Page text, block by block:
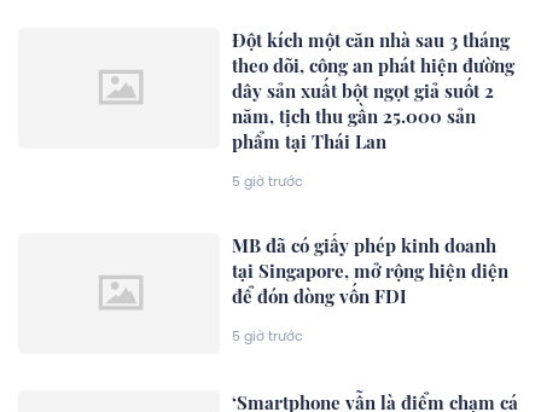
Đột kích một căn nhà sau 3 tháng
theo dõi, công an phát hiện đường
dây sản xuất bột ngọt giả suốt 2
năm, tịch thu gần 25.000 sản
phẩm tại Thái Lan
5 giờ trước
MB đã có giấy phép kinh doanh
tại Singapore, mở rộng hiện diện
để đón dòng vốn FDI
5 giờ trước
‘Smartphone vẫn là điểm chạm cá